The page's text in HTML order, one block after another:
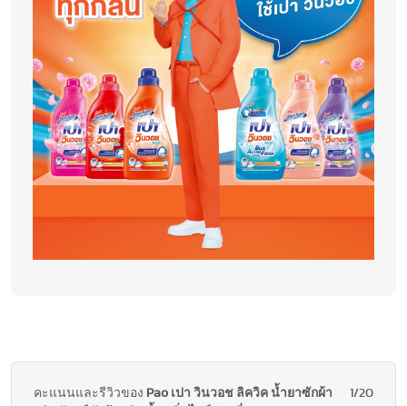
คะแนนและรีวิวของ Pao เปา วินวอช ลิควิค น้ำยาซักผ้า
1/20